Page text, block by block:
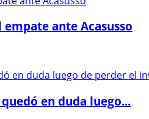
ante Acasusso
en duda luego...